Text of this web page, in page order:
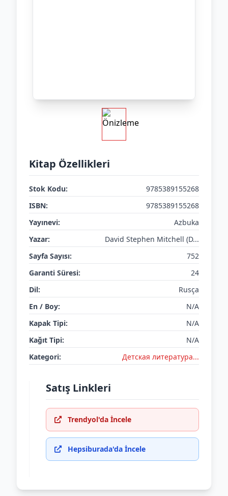
Kitap Özellikleri
Stok Kodu:
9785389155268
ISBN:
9785389155268
Yayınevi:
Azbuka
Yazar:
David Stephen Mitchell (D...
Sayfa Sayısı:
752
Garanti Süresi:
24
Dil:
Rusça
En / Boy:
N/A
Kapak Tipi:
N/A
Kağıt Tipi:
N/A
Kategori:
Детская литератураㅤㅤㅤ...
Satış Linkleri
Trendyol'da İncele
Hepsiburada'da İncele